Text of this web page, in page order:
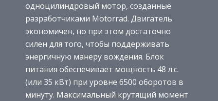
одноцилиндровый мотор, созданные
разработчиками Motorrad. Двигатель
экономичен, но при этом достаточно
силен для того, чтобы поддерживать
энергичную манеру вождения. Блок
питания обеспечивает мощность 48 л.с.
(или 35 кВт) при уровне 6500 оборотов в
минуту. Максимальный крутящий момент